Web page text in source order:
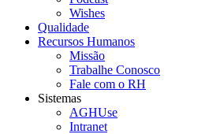
Wishes
Qualidade
Recursos Humanos
Missão
Trabalhe Conosco
Fale com o RH
Sistemas
AGHUse
Intranet